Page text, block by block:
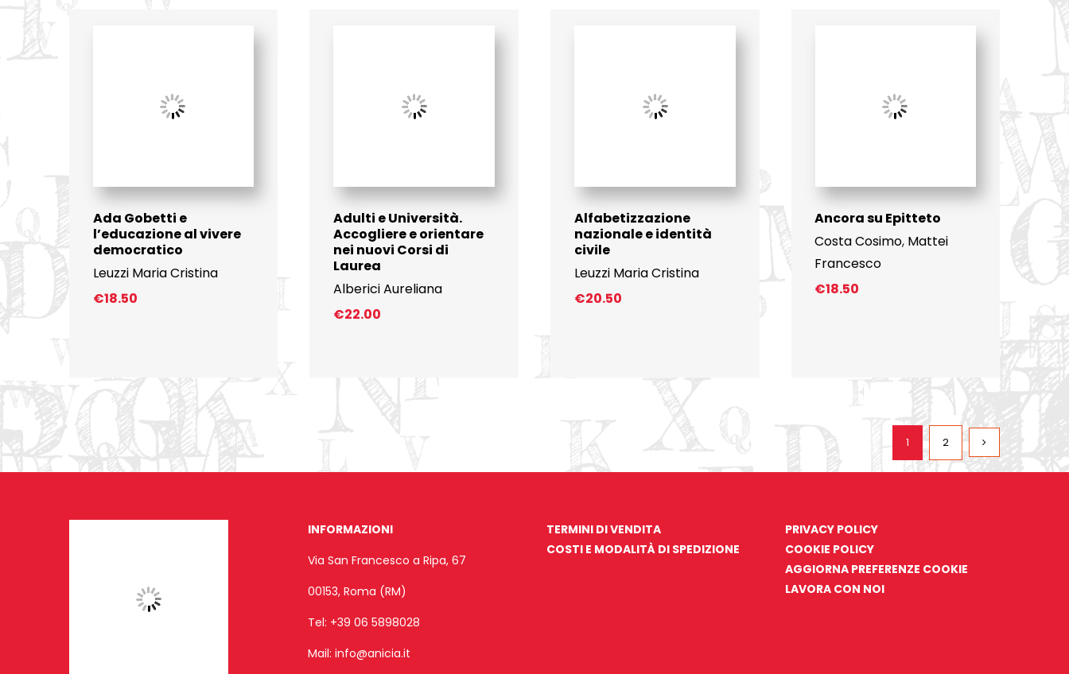
Ada Gobetti e
l’educazione al vivere
democratico
Leuzzi Maria Cristina
€18.50
Adulti e Università.
Accogliere e orientare
nei nuovi Corsi di
Laurea
Alberici Aureliana
€22.00
Alfabetizzazione
nazionale e identità
civile
Leuzzi Maria Cristina
€20.50
Ancora su Epitteto
Costa Cosimo, Mattei
Francesco
€18.50
1 2
INFORMAZIONI
Via San Francesco a Ripa, 67
00153, Roma (RM)
Tel: +39 06 5898028
Mail: info@anicia.it
TERMINI DI VENDITA
COSTI E MODALITÀ DI SPEDIZIONE
PRIVACY POLICY
COOKIE POLICY
AGGIORNA PREFERENZE COOKIE
LAVORA CON NOI